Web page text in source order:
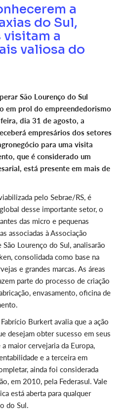
a
do Sul,
a
valiosa do
São Lourenço do Sul
em prol do empreendedorismo
dia 31 de agosto, a
empresários dos setores
para uma visita
que é considerado um
está presente em mais de
pelo Sebrae/RS, é
desse importante setor, o
das micro e pequenas
associadas à Associação
Lourenço do Sul, analisarão
consolidada como base na
e grandes marcas. As áreas
parte do processo de criação
envasamento, oficina de
Burkert avalia que a ação
desejam obter sucesso em seus
maior cervejaria da Europa,
e a terceira em
ainda foi considerada
em 2010, pela Federasul. Vale
está aberta para qualquer
do Sul.